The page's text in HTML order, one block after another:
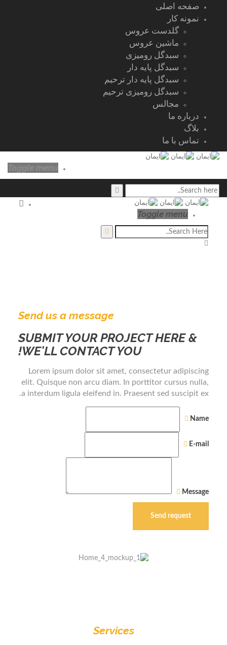
صفحه اصلی
نمونه کار
گلدست عروس
ماشین عروس
سبدگل رومیزی
سبدگل پایه دار
سبدگل پایه دار ترحیم
سبدگل رومیزی ترحیم
مجالس
درباره ما
بلاگ
تماس با ما
Toggle menu
Send us a message
SUBMIT YOUR PROJECT HERE &
WE'LL CONTACT YOU!
Lorem ipsum dolor sit amet, consectetur adipiscing
elit. Quisque non arcu diam. In porttitor cursus nulla,
a interdum ligula eleifend in. Praesent sed suscipit ex.
Name
E-mail
Message
Services